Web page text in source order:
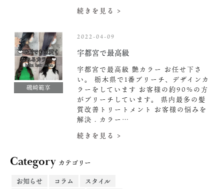
続きを見る >
磯崎範享
2022-04-09
宇都宮で最高級
宇都宮で最高級 艶カラー お任せ下さ
い。 栃木県で1番ブリーチ、デザインカ
ラーをしています お客様の約90%の方
がブリーチしています。 県内最多の髪
質改善トリートメント お客様の悩みを
解決 . カラー…
続きを見る >
Categoryカテゴリー
お知らせ
コラム
スタイル